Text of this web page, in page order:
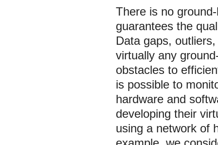
There is no
guarantees the
Data gaps,
virtually any
obstacles to
is possible to
hardware and
developing their
using a network of